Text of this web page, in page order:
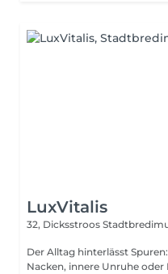
LuxVitalis
32, Dicksstroos
Der Alltag hinterlässt
Nacken, innere Unruhe